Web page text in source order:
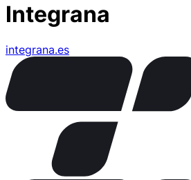
Integrana
integrana.es